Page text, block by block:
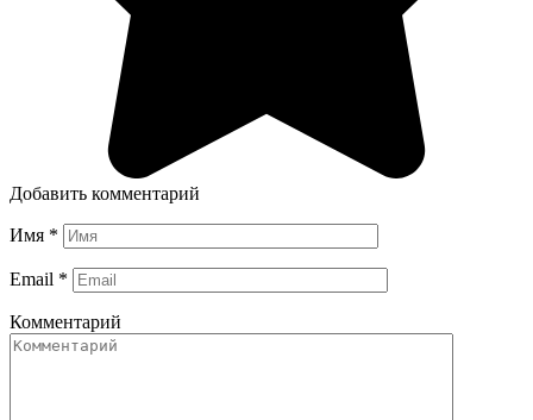
Добавить комментарий
Имя *
Email *
Комментарий